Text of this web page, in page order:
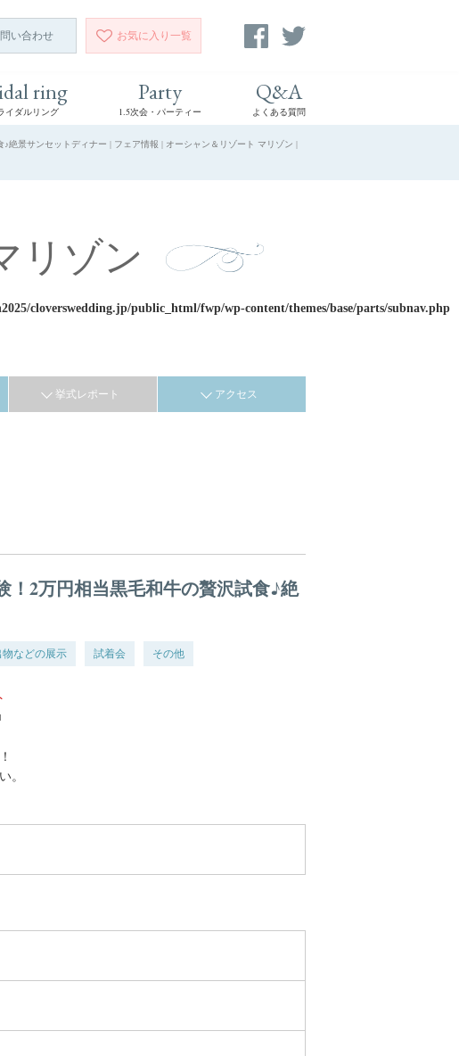
い合わせ お気に入り 一覧
ring
イダルリング
Party
1.5次会・パーティー
Q&A
よくある質問
絶景サンセットディナー | フェア情報 | オーシャン＆リゾート マリゾン |
リゾン
cloverswedding.jp/public_html/fwp/wp-content/themes/base/parts/subnav.php
挙式レポート アクセス
！2万円相当黒毛和牛の贅沢試食♪絶
などの展示 試着会 その他
。